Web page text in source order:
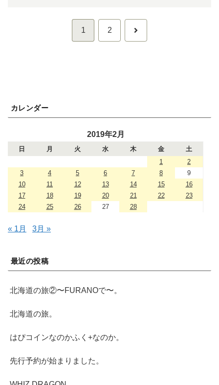
1 2 次
カレンダー
2019年2月
日 月 火 水 木 金
土
1
2
3
4 5 6 7 8
9
10
11 12 13 14 15
16
17
18 19 20 21 22
23
24
25 26 27 28
« 1月 3月 »
最近の投稿
北海道の旅②〜FURANOで〜。
北海道の旅。
はぴコインなのかふく+なのか。
先行予約が始まりました。